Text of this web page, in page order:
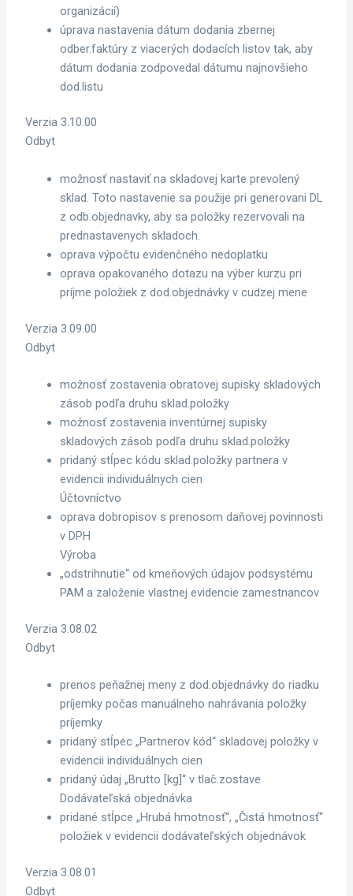
organizácií)
úprava nastavenia dátum dodania zbernej
odber.faktúry z viacerých dodacích listov tak, aby
dátum dodania zodpovedal dátumu najnovšieho
dod.listu
Verzia 3.10.00
Odbyt
možnosť nastaviť na skladovej karte prevolený
sklad. Toto nastavenie sa použije pri generovani DL
z odb.objednavky, aby sa položky rezervovali na
prednastavenych skladoch.
oprava výpočtu evidenčného nedoplatku
oprava opakovaného dotazu na výber kurzu pri
príjme položiek z dod.objednávky v cudzej mene
Verzia 3.09.00
Odbyt
možnosť zostavenia obratovej supisky skladových
zásob podľa druhu sklad.položky
možnosť zostavenia inventúrnej supisky
skladových zásob podľa druhu sklad.položky
pridaný stĺpec kódu sklad.položky partnera v
evidencii individuálnych cien
Účtovníctvo
oprava dobropisov s prenosom daňovej povinnosti
v DPH
Výroba
„odstrihnutie“ od kmeňových údajov podsystému
PAM a založenie vlastnej evidencie zamestnancov
Verzia 3.08.02
Odbyt
prenos peňažnej meny z dod.objednávky do riadku
príjemky počas manuálneho nahrávania položky
príjemky
pridaný stĺpec „Partnerov kód“ skladovej položky v
evidencii individuálnych cien
pridaný údaj „Brutto [kg]“ v tlač.zostave
Dodávateľská objednávka
pridané stĺpce „Hrubá hmotnosť“, „Čistá hmotnosť“
položiek v evidencii dodávateľských objednávok
Verzia 3.08.01
Odbyt